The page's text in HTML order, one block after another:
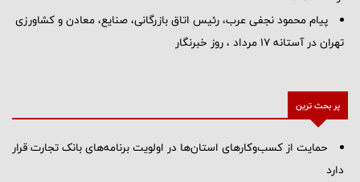
پیام محمود نجفی عرب، رئیس اتاق بازرگانی، صنایع، معادن و کشاورزی
تهران در آستانه 17 مرداد ، روز خبرنگار
پر بحث ترین
حمایت از کسب‌وکارهای استان‌ها در اولویت برنامه‌های بانک تجارت قرار
دارد